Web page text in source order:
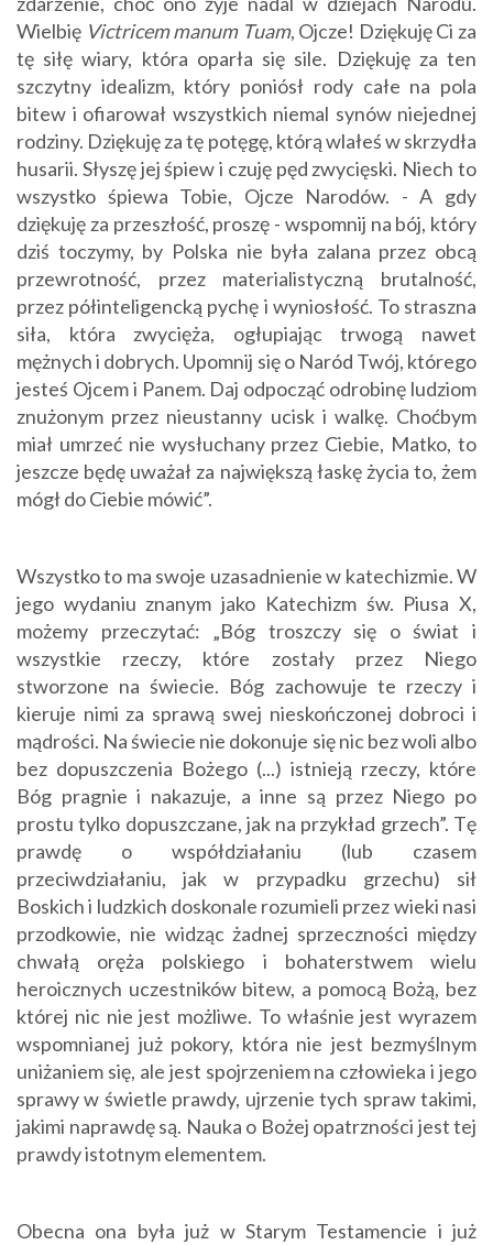
Wielbię Victricem manum Tuam, Ojcze! Dziękuję Ci za
tę siłę wiary, która oparła się sile. Dziękuję za ten
szczytny idealizm, który poniósł rody całe na pola
bitew i ofiarował wszystkich niemal synów niejednej
rodziny. Dziękuję za tę potęgę, którą wlałeś w skrzydła
husarii. Słyszę jej śpiew i czuję pęd zwycięski. Niech to
wszystko śpiewa Tobie, Ojcze Narodów. - A gdy
dziękuję za przeszłość, proszę - wspomnij na bój, który
dziś toczymy, by Polska nie była zalana przez obcą
przewrotność, przez materialistyczną brutalność,
przez półinteligencką pychę i wyniosłość. To straszna
siła, która zwycięża, ogłupiając trwogą nawet
mężnych i dobrych. Upomnij się o Naród Twój, którego
jesteś Ojcem i Panem. Daj odpocząć odrobinę ludziom
znużonym przez nieustanny ucisk i walkę. Choćbym
miał umrzeć nie wysłuchany przez Ciebie, Matko, to
jeszcze będę uważał za największą łaskę życia to, żem
mógł do Ciebie mówić”.
Wszystko to ma swoje uzasadnienie w katechizmie. W
jego wydaniu znanym jako Katechizm św. Piusa X,
możemy przeczytać: „Bóg troszczy się o świat i
wszystkie rzeczy, które zostały przez Niego
stworzone na świecie. Bóg zachowuje te rzeczy i
kieruje nimi za sprawą swej nieskończonej dobroci i
mądrości. Na świecie nie dokonuje się nic bez woli albo
bez dopuszczenia Bożego (...) istnieją rzeczy, które
Bóg pragnie i nakazuje, a inne są przez Niego po
prostu tylko dopuszczane, jak na przykład grzech”. Tę
prawdę o współdziałaniu (lub czasem
przeciwdziałaniu, jak w przypadku grzechu) sił
Boskich i ludzkich doskonale rozumieli przez wieki nasi
przodkowie, nie widząc żadnej sprzeczności między
chwałą oręża polskiego i bohaterstwem wielu
heroicznych uczestników bitew, a pomocą Bożą, bez
której nic nie jest możliwe. To właśnie jest wyrazem
wspomnianej już pokory, która nie jest bezmyślnym
uniżaniem się, ale jest spojrzeniem na człowieka i jego
sprawy w świetle prawdy, ujrzenie tych spraw takimi,
jakimi naprawdę są. Nauka o Bożej opatrzności jest tej
prawdy istotnym elementem.
Obecna ona była już w Starym Testamencie i już